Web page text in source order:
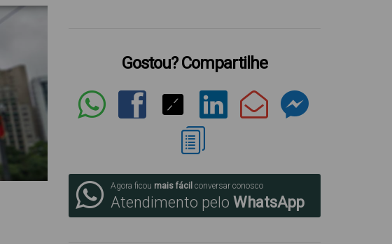
Gostou? Compartilhe
Agora ficou mais fácil conversar conosco
Atendimento pelo WhatsApp